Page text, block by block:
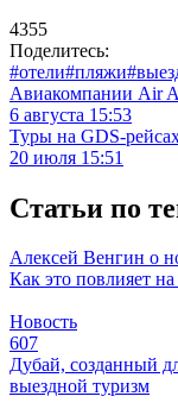
4355
Поделитесь:
#отели#пляжи
Авиакомпании Air
6 августа 15:53
Туры на GDS-
20 июля 15:51
Статьи по
Алексей Венгин о
Как это повлияет
Новость
607
Дубай, созданный
выездной туризм